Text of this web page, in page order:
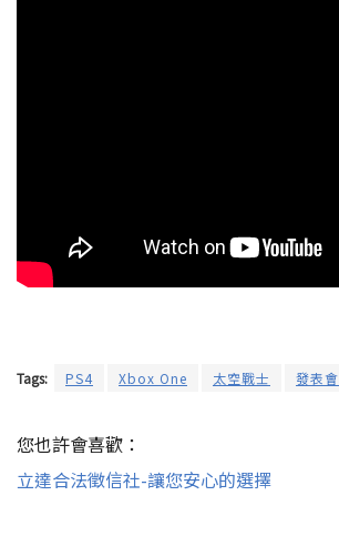
Tags: PS4 Xbox One 太空戰士 發表會
您也許會喜歡：
立達合法徵信社-讓您安心的選擇